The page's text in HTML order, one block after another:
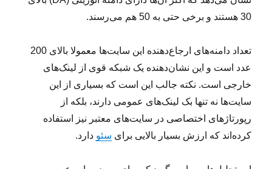
30 هستند و برخی حتی به 50 هم می‌رسند.
تعداد دامنه‌های ارجاع‌دهنده این سایت‌ها معمولا بالای 200
عدد است و این نشان‌دهنده یک شبکه قوی از لینک‌های
خارجی است. نکته جالب این است که بسیاری از این
سایت‌ها نه تنها بک لینک‌های عمومی دارند، بلکه از
رپورتاژهای اختصاصی در سایت‌های معتبر نیز استفاده
کرده‌اند که ارزش بسیار بالایی برای سئو دارد.